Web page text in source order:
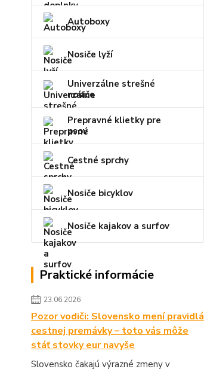
Autoboxy
Nosiče lyží
Univerzálne strešné
nosiče
Prepravné klietky pre
psov
Cestné sprchy
Nosiče bicyklov
Nosiče kajakov a surfov
Praktické informácie
23.06.2026
Pozor vodiči: Slovensko mení pravidlá
cestnej premávky – toto vás môže
stáť stovky eur navyše
Slovensko čakajú výrazné zmeny v